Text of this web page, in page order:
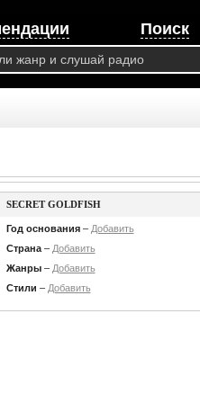
Поиск
SECRET GOLDFISH
Год основания– Добавить
Страна– Добавить
Жанры– Добавить
Стили – Добавить